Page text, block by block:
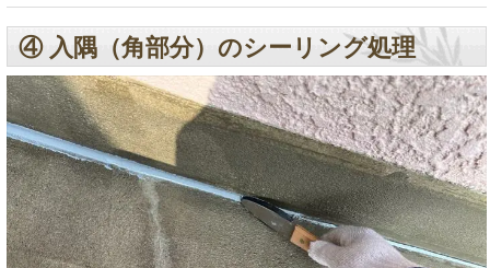
④ 入隅（角部分）のシーリング処理